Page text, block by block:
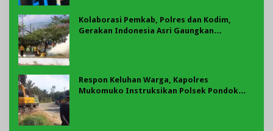
Kolaborasi Pemkab, Polres dan Kodim,
Gerakan Indonesia Asri Gaungkan
Respon Keluhan Warga, Kapolres
Mukomuko Instruksikan Polsek Pondok